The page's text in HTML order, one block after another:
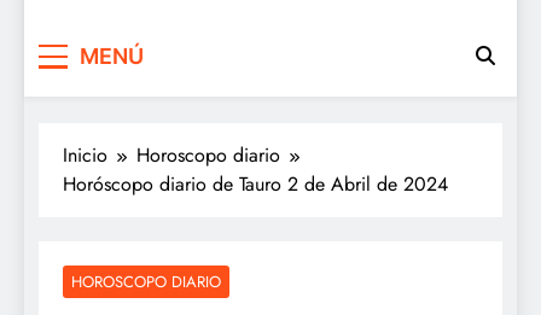
MENÚ
Inicio
Horoscopo diario
Horóscopo diario de Tauro 2 de Abril de 2024
HOROSCOPO DIARIO